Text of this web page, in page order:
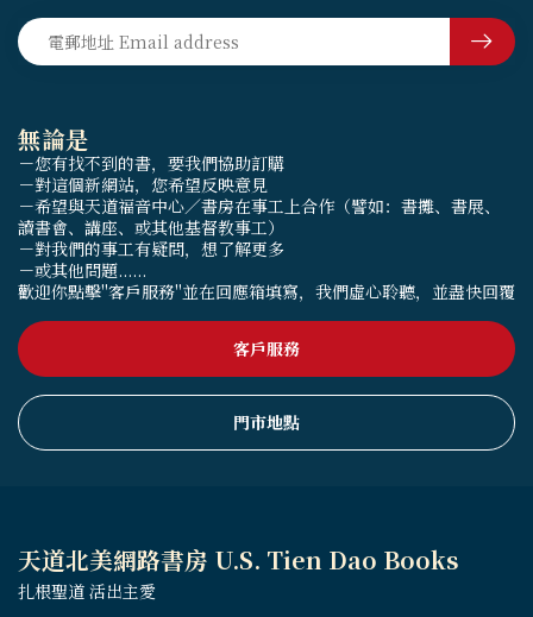
無論是
－您有找不到的書，要我們協助訂購
－對這個新網站，您希望反映意見
－希望與天道福音中心／書房在事工上合作（譬如：書攤、書展、
讀書會、講座、或其他基督教事工）
－對我們的事工有疑問，想了解更多
－或其他問題......
歡迎你點擊"客戶服務"並在回應箱填寫，我們虛心聆聽，並盡快回覆
客戶服務
門市地點
天道北美網路書房 U.S. Tien Dao Books
扎根聖道 活出主愛